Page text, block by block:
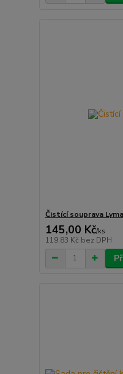
Čistící souprava
145,00 Kč/ks
119,83 Kč bez DPH